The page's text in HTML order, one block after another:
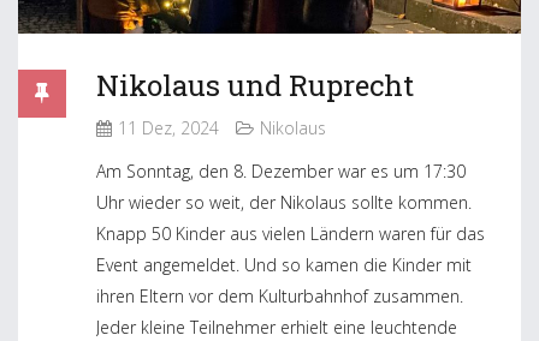
Nikolaus und Ruprecht
11 Dez, 2024
Nikolaus
Am Sonntag, den 8. Dezember war es um 17:30
Uhr wieder so weit, der Nikolaus sollte kommen.
Knapp 50 Kinder aus vielen Ländern waren für das
Event angemeldet. Und so kamen die Kinder mit
ihren Eltern vor dem Kulturbahnhof zusammen.
Jeder kleine Teilnehmer erhielt eine leuchtende